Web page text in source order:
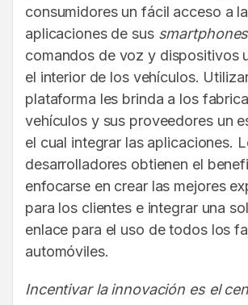
consumidores un fácil acceso a
aplicaciones de sus smartphones
comandos de voz y dispositivos
el interior de los vehículos.
plataforma les brinda a los
vehículos y sus proveedores un
el cual integrar las aplicaciones.
desarrolladores obtienen el
enfocarse en crear las mejores
para los clientes e integrar una
enlace para el uso de todos los
automóviles.
Incentivar la innovación es el